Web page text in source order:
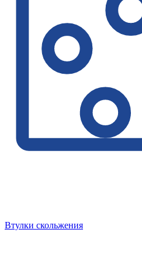
Втулки скольжения